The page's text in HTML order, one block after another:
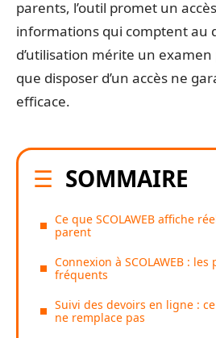
parents, l’outil promet un
informations qui comptent au
d’utilisation mérite un
que disposer d’un accès ne
efficace.
SOMMAIRE
Ce que SCOLAWEB affiche
parent
Connexion à SCOLAWEB :
fréquents
Suivi des devoirs en ligne :
ne remplace pas